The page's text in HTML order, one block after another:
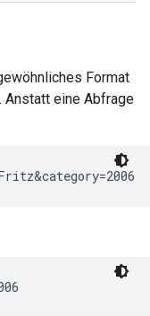
Format
eine Abfrage